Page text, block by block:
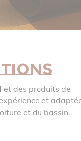
et des produits de
et
et du bassin.